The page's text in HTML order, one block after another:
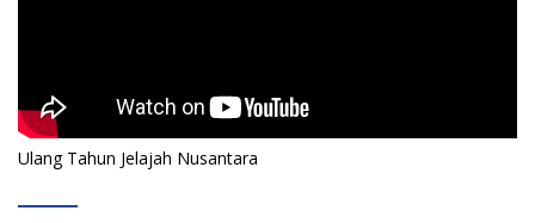
Ulang Tahun Jelajah Nusantara